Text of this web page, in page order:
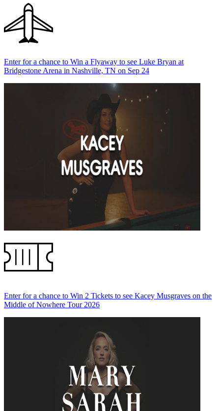
Enter for a chance to Win a Flyaway to see Luke Bryan at
Bridgestone Arena in Nashville, TN on Sep 24
Enter for a chance to Win 2 Tickets to see Kacey Musgraves on the
Middle of Nowhere Tour 2026